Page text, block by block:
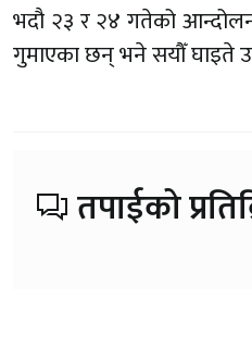
भदौ २३ र २४ गतेको
गुमाएका छन् भने सयौँ घाइते
तपाईको